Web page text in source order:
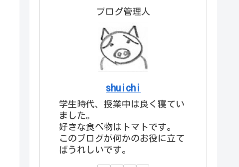
ブログ管理人
shuichi
学生時代、授業中は良く寝てい
ました。
好きな食べ物はトマトです。
このブログが何かのお役に立て
ばうれしいです。